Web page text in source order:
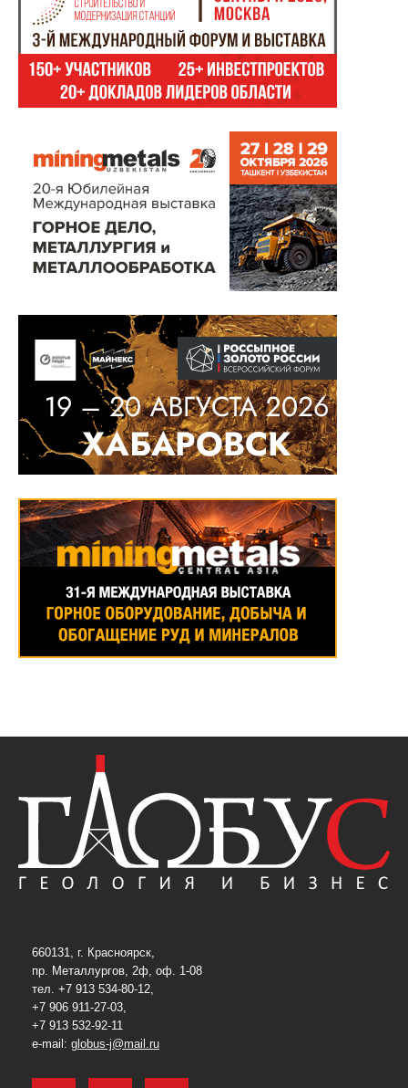
660131, г. Красноярск,
пр. Металлургов, 2ф, оф. 1-08
тел. +7 913 534-80-12,
+7 906 911-27-03,
+7 913 532-92-11
e-mail: globus-j@mail.ru